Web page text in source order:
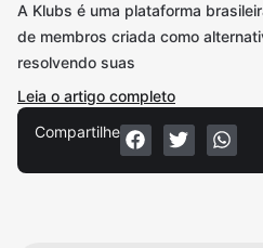
A Klubs é uma plataforma
de membros criada como
resolvendo suas
Leia o artigo completo
Compartilhe